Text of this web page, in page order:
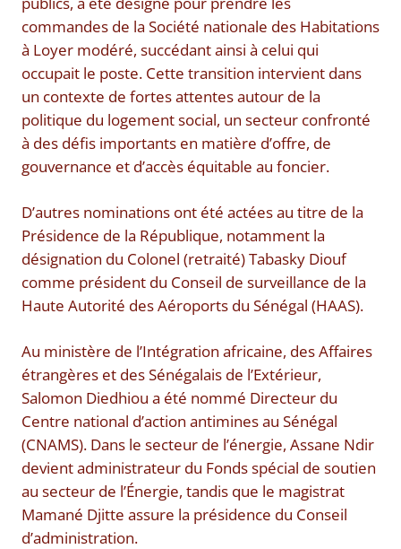
commandes de la Société nationale des Habitations
à Loyer modéré, succédant ainsi à celui qui
occupait le poste. Cette transition intervient dans
un contexte de fortes attentes autour de la
politique du logement social, un secteur confronté
à des défis importants en matière d’offre, de
gouvernance et d’accès équitable au foncier.
D’autres nominations ont été actées au titre de la
Présidence de la République, notamment la
désignation du Colonel (retraité) Tabasky Diouf
comme président du Conseil de surveillance de la
Haute Autorité des Aéroports du Sénégal (HAAS).
Au ministère de l’Intégration africaine, des Affaires
étrangères et des Sénégalais de l’Extérieur,
Salomon Diedhiou a été nommé Directeur du
Centre national d’action antimines au Sénégal
(CNAMS). Dans le secteur de l’énergie, Assane Ndir
devient administrateur du Fonds spécial de soutien
au secteur de l’Énergie, tandis que le magistrat
Mamané Djitte assure la présidence du Conseil
d’administration.